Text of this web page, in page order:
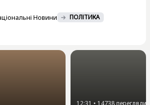
Новини ПОЛІТИКА
12:31 • 14738перегляди